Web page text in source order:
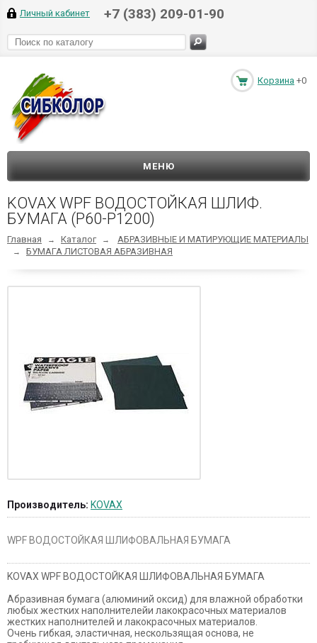
Личный кабинет +7 (383) 209-01-90
Корзина +0
МЕНЮ
KOVAX WPF ВОДОСТОЙКАЯ ШЛИФ.
БУМАГА (P60-P1200)
Главная → Каталог → АБРАЗИВНЫЕ И МАТИРУЮЩИЕ МАТЕРИАЛЫ
→ БУМАГА ЛИСТОВАЯ АБРАЗИВНАЯ
Производитель: KOVAX
WPF ВОДОСТОЙКАЯ ШЛИФОВАЛЬНАЯ БУМАГА
KOVAX WPF ВОДОСТОЙКАЯ ШЛИФОВАЛЬНАЯ БУМАГА
Абразивная бумага (алюминий оксид) для влажной обработки
любых жестких наполнителейи лакокрасочных материалов
жестких наполнителей и лакокрасочных материалов.
Очень гибкая, эластичная, нескользящая основа, не